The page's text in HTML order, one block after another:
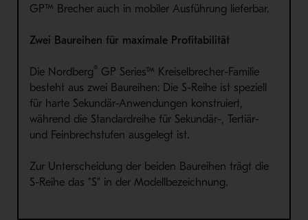
GP™ Brecher auch in mobiler Ausführung lieferbar.
Zwei Baureihen für maximale Profitabilität
Die Nordberg ® GP Series™ Kreiselbrecher-Familie
besteht aus zwei Baureihen: Die S-Reihe ist speziell
für harte Sekundär-Anwendungen konstruiert,
während die Standardreihe für Sekundär-, Tertiär-
und Feinbrechstufen ausgelegt ist.
Zur Unterscheidung der beiden Baureihen trägt die
S-Reihe das ”S” in der Modellbezeichnung.